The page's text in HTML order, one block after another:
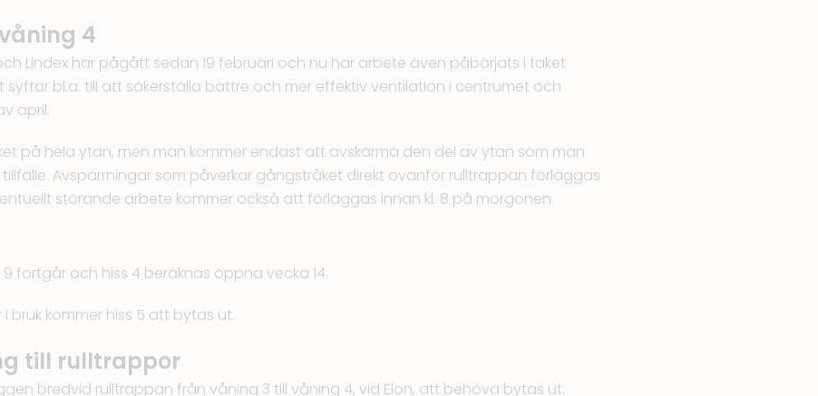
4
Lindex har pågått sedan 19 februari och nu har arbete även påbörjats i taket
bl.a. till att säkerställa bättre och mer effektiv ventilation i centrumet och
april.
på hela ytan, men man kommer endast att avskärma den del av ytan som man
Avspärrningar som påverkar gångstråket direkt ovanför rulltrappan förläggas
störande arbete kommer också att förläggas innan kl. 8 på morgonen.
fortgår och hiss 4 beräknas öppna vecka 14.
bruk kommer hiss 5 att bytas ut.
till rulltrappor
bredvid rulltrappan från våning 3 till våning 4, vid Elon, att behöva bytas ut.